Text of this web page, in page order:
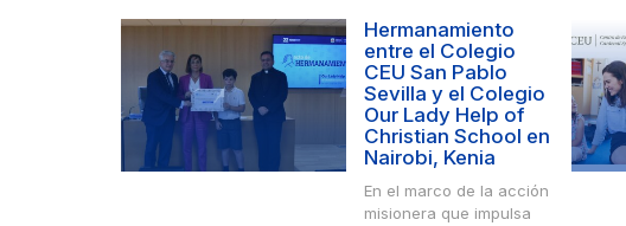
Hermanamiento
entre el Colegio
CEU San Pablo
Sevilla y el Colegio
Our Lady Help of
Christian School en
Nairobi, Kenia
En el marco de la acción
misionera que impulsa